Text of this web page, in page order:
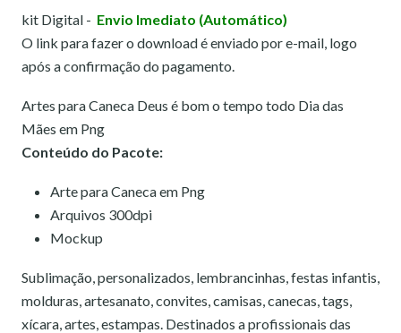
kit Digital - Envio Imediato (Automático)
O link para fazer o download é enviado por e-mail, logo
após a confirmação do pagamento.
Artes para Caneca Deus é bom o tempo todo Dia das
Mães em Png
Conteúdo do Pacote:
Arte para Caneca em Png
Arquivos 300dpi
Mockup
Sublimação, personalizados, lembrancinhas, festas infantis,
molduras, artesanato, convites, camisas, canecas, tags,
xícara, artes, estampas. Destinados a profissionais das